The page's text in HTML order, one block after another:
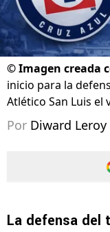
©Imagen creada
inicio para la
Atlético San Luis el
Por Diward Leroy
La defensa del